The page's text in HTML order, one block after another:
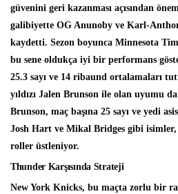
güvenini geri kazanması açısından
galibiyette OG Anunoby ve Karl-
kaydetti. Sezon boyunca Minnesota
bu sene oldukça iyi bir performans
25.3 sayı ve 14 ribaund ortalamaları
yıldızı Jalen Brunson ile olan uyumu
Brunson, maç başına 25 sayı ve yedi
Josh Hart ve Mikal Bridges gibi
roller üstleniyor.
Thunder Karşısında Strateji
New York Knicks, bu maçta zorlu bir